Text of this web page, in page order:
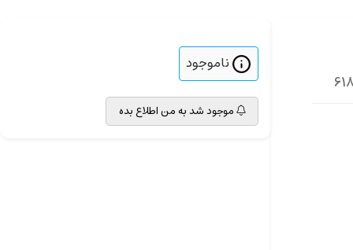
ناموجود
موجود شد به من اطلاع بده